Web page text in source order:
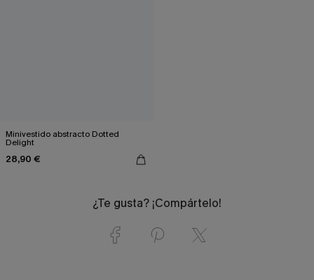
Minivestido abstracto Dotted
Delight
28,90 €
¿Te gusta? ¡Compártelo!